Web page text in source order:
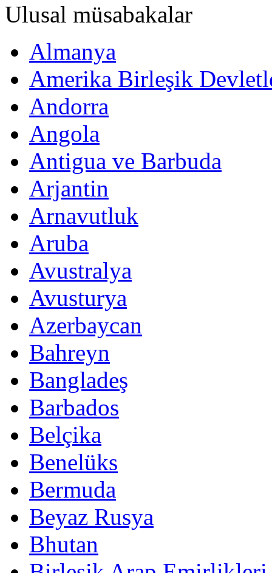
Ulusal müsabakalar
Almanya
Amerika Birleşik
Andorra
Angola
Antigua ve Barbuda
Arjantin
Arnavutluk
Aruba
Avustralya
Avusturya
Azerbaycan
Bahreyn
Bangladeş
Barbados
Belçika
Benelüks
Bermuda
Beyaz Rusya
Bhutan